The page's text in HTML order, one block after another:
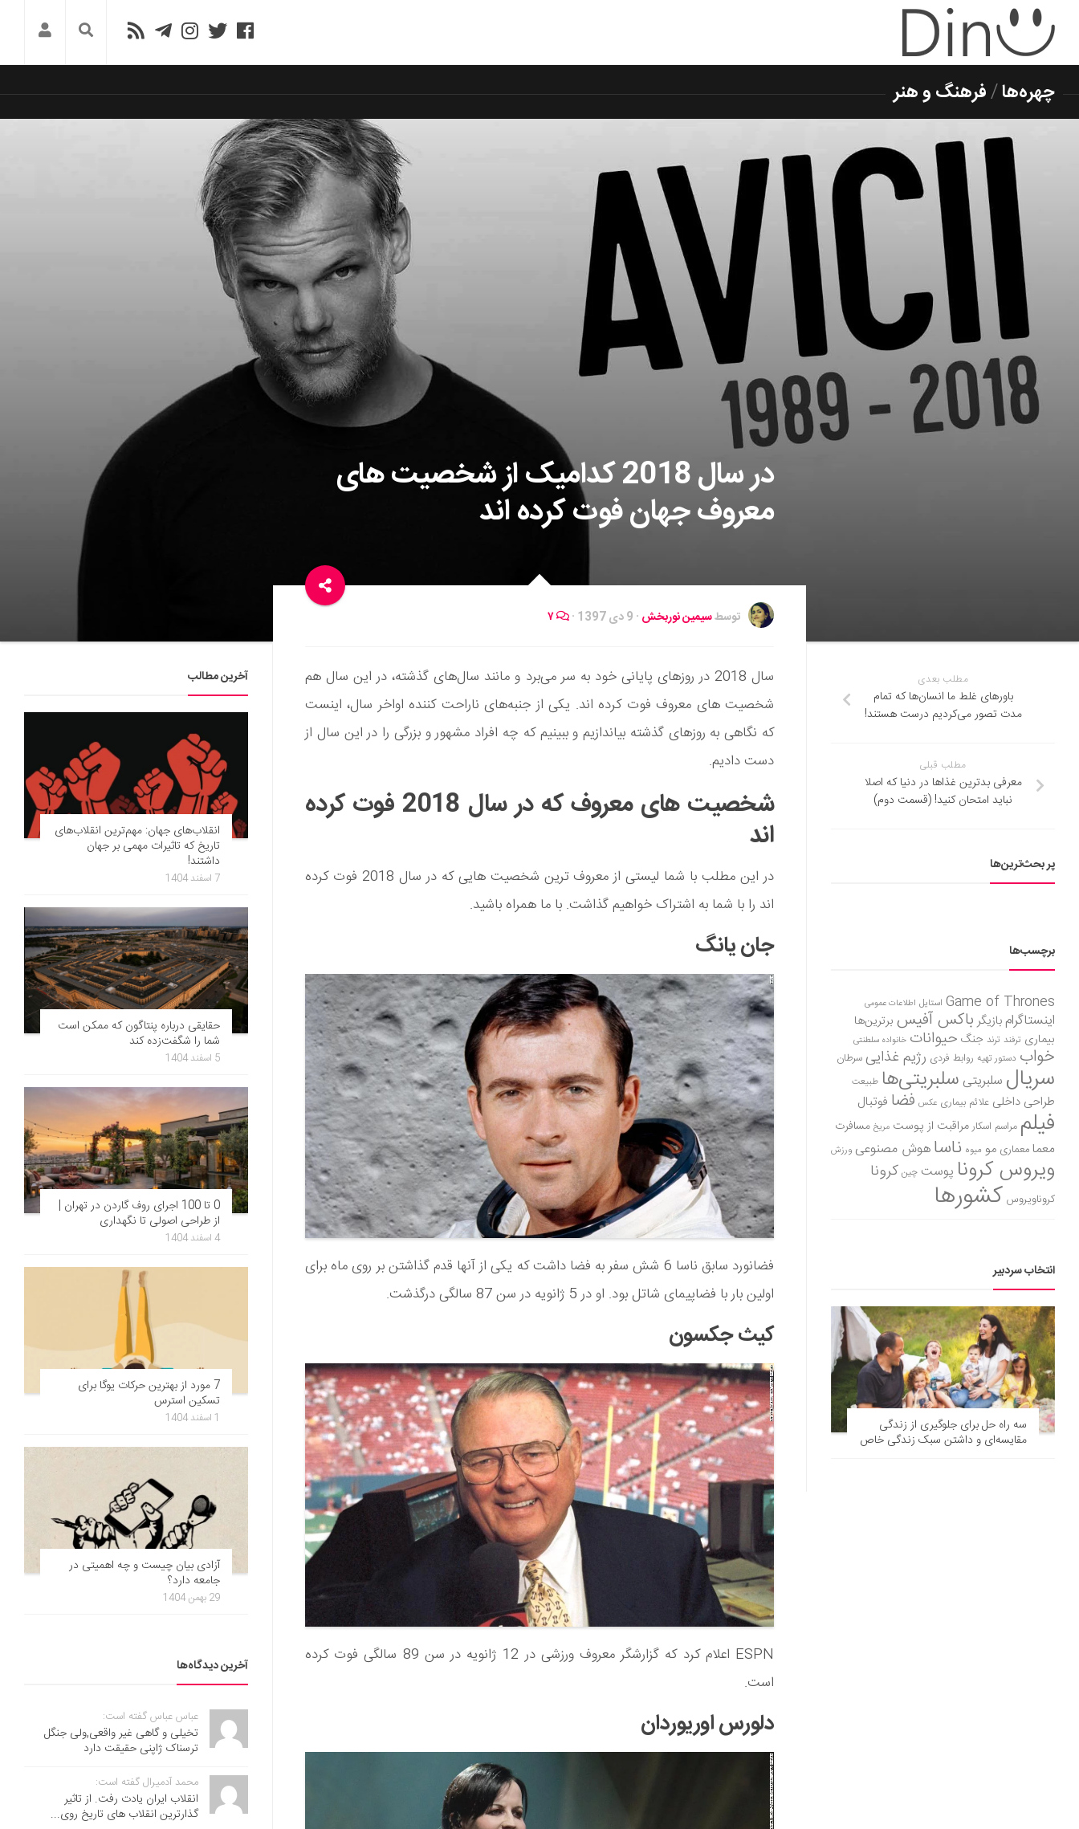
چهره‌ها/فرهنگ و هنر
در سال 2018 کدامیک از شخصیت های
معروف جهان فوت کرده اند
توسطسیمین نوربخش · 9 دی 1397 ·
سال 2018 در روزهای پایانی خود به سر می‌برد و مانند سال‌های گذشته، در این سال هم
شخصیت های معروف فوت کرده اند. یکی از جنبه‎‌های ناراحت کننده اواخر سال، اینست
که نگاهی به روزهای گذشته بیاندازیم و ببینیم که چه افراد مشهور و بزرگی را در این سال از
دست دادیم.
شخصیت های معروف که در سال 2018 فوت کرده
اند
در این مطلب با شما لیستی از معروف ترین شخصیت هایی که در سال 2018 فوت کرده
اند را با شما به اشتراک خواهیم گذاشت. با ما همراه باشید.
جان یانگ
فضانورد سابق ناسا 6 شش سفر به فضا داشت که یکی از آنها قدم گذاشتن بر روی ماه برای
اولین بار با فضاپیمای شاتل بود. او در 5 ژانویه در سن 87 سالگی درگذشت.
کیث جکسون
ESPN اعلام کرد که گزارشگر معروف ورزشی در 12 ژانویه در سن 89 سالگی فوت کرده
است.
دلورس اوریوردان
مطلب بعدی
باورهای غلط ما انسان‌ها که تمام
مدت تصور می‌کردیم درست هستند!
مطلب قبلی
معرفی بدترین غذاها در دنیا که اصلا
نباید امتحان کنید! (قسمت دوم)
پر بحث‌ترین‌ها
برچسب‌ها
Game of Thrones استایل اطلاعات عمومی
اینستاگرام بازیگر باکس آفیس برترین‌ها
بیماری ترفند ترند جنگ حیوانات خانواده سلطنتی
خواب دستور تهیه روابط فردی رژیم غذاییسرطان
سریال سلبریتی سلبریتی‌ها طبیعت
طراحی داخلی علائم بیماری عکس فضا فوتبال
فیلم مراسم اسکارمراقبت از پوست مریخ مسافرت
معمامعماری مو میوه ناساهوش مصنوعی ورزش
ویروس کرونا پوست چین کرونا
کروناویروس کشورها
انتخاب سردبیر
سه راه حل برای جلوگیری از زندگی
مقایسه‌ای و داشتن سبک زندگی خاص
آخرین مطالب
انقلاب‌های جهان: مهم‌ترین انقلاب‌های
تاریخ که تاثیرات مهمی بر جهان
داشتند!
7 اسفند 1404
حقایقی درباره پنتاگون که ممکن است
شما را شگفت‌زده کند
5 اسفند 1404
0 تا 100 اجرای روف گاردن در تهران |
از طراحی اصولی تا نگهداری
4 اسفند 1404
7 مورد از بهترین حرکات یوگا برای
تسکین استرس
1 اسفند 1404
آزادی بیان چیست و چه اهمیتی در
جامعه دارد؟
29 بهمن 1404
آخرین دیدگاه‌ها
عباس عباس گفته است:
تخیلی و گاهی غیر واقعی,ولی جنگل
ترسناک ژاپنی حقیقت دارد
محمد آدمیرال گفته است:
انقلاب ایران یادت رفت. از تاثیر
گذارترین انقلاب های تاریخ روی...